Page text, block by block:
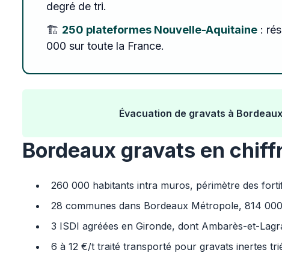
degré de tri.
🏗️ 250 plateformes Nouvelle-Aquitaine :
000 sur toute la France.
Évacuation de gravats à
Bordeaux gravats en
260 000 habitants intra muros, périmètre des
28 communes dans Bordeaux Métropole, 814
3 ISDI agréées en Gironde, dont Ambarès-et-
6 à 12 €/t traité transporté pour gravats inertes